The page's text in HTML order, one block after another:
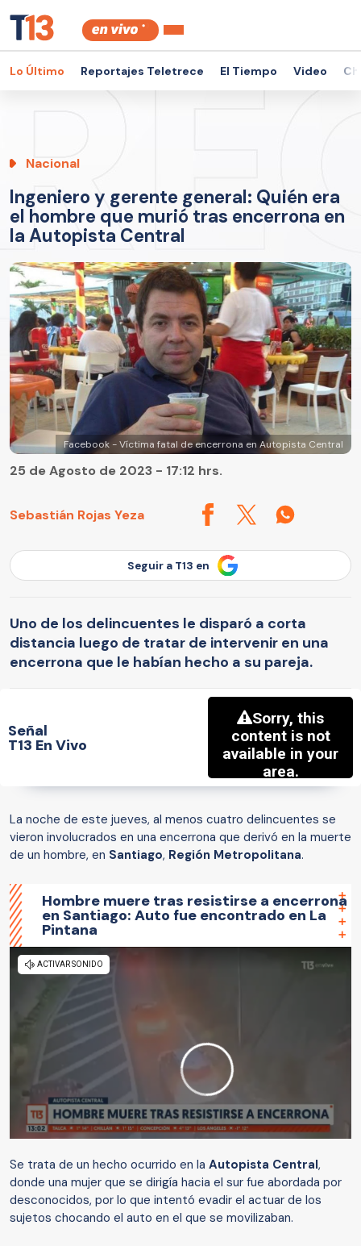
Lo Último Reportajes Teletrece El Tiempo Video
Nacional
Ingeniero y gerente general: Quién era
el hombre que murió tras encerrona en
la Autopista Central
Facebook - Víctima fatal de encerrona en Autopista Central
Sebastián Rojas Yeza
25 de Agosto de 2023 - 17:12 hrs.
Seguir a T13 en
Uno de los delincuentes le disparó a corta
distancia luego de tratar de intervenir en una
encerrona que le habían hecho a su pareja.
Señal
T13 En Vivo
La noche de este jueves, al menos cuatro delincuentes se
vieron involucrados en una encerrona que derivó en la muerte
de un hombre, en Santiago, Región Metropolitana.
Hombre muere tras resistirse a encerrona
en Santiago: Auto fue encontrado en La
Pintana
Se trata de un hecho ocurrido en la Autopista Central,
donde una mujer que se dirigía hacia el sur fue abordada por
desconocidos, por lo que intentó evadir el actuar de los
sujetos chocando el auto en el que se movilizaban.